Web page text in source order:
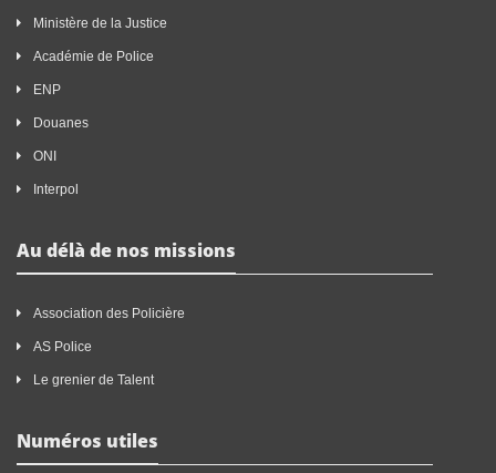
Ministère de la Justice
Académie de Police
ENP
Douanes
ONI
Interpol
Au délà de nos missions
Association des Policière
AS Police
Le grenier de Talent
Numéros utiles